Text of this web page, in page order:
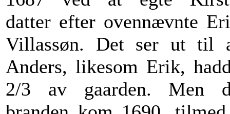
datter efter ovennævnte
Villassøn. Det ser ut til
Anders, likesom Erik,
2/3 av gaarden. Men